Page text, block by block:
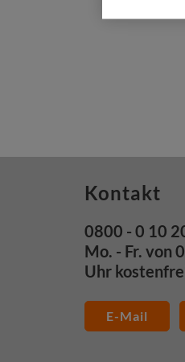
Kontakt
0800 - 0 10
Mo. - Fr. von
Uhr
E-Mail